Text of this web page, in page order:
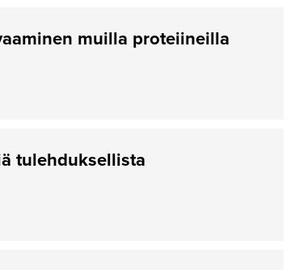
muilla proteiineilla
tulehduksellista